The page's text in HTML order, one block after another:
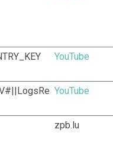
YouTube
YouTube
zpb.lu